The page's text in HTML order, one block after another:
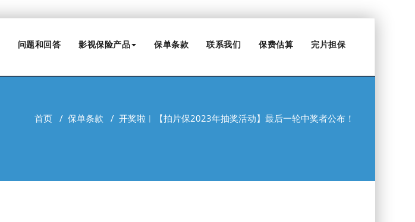
问题和回答 影视保险产品 保单条款 联系我们 保费估算 完片担保
首页 / 保单条款 / 开奖啦︱【拍片保2023年抽奖活动】最后一轮中奖者公布！